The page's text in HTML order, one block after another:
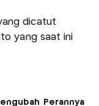
dicatut
yang saat ini
Perannya